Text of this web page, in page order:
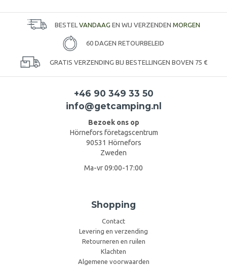
BESTEL VANDAAG EN WIJ VERZENDEN MORGEN
60 DAGEN RETOURBELEID
GRATIS VERZENDING BIJ BESTELLINGEN BOVEN 75 €
+46 90 349 33 50
info@getcamping.nl
Bezoek ons op
Hörnefors företagscentrum
90531 Hörnefors
Zweden
Ma-vr 09:00-17:00
Shopping
Contact
Levering en verzending
Retourneren en ruilen
Klachten
Algemene voorwaarden